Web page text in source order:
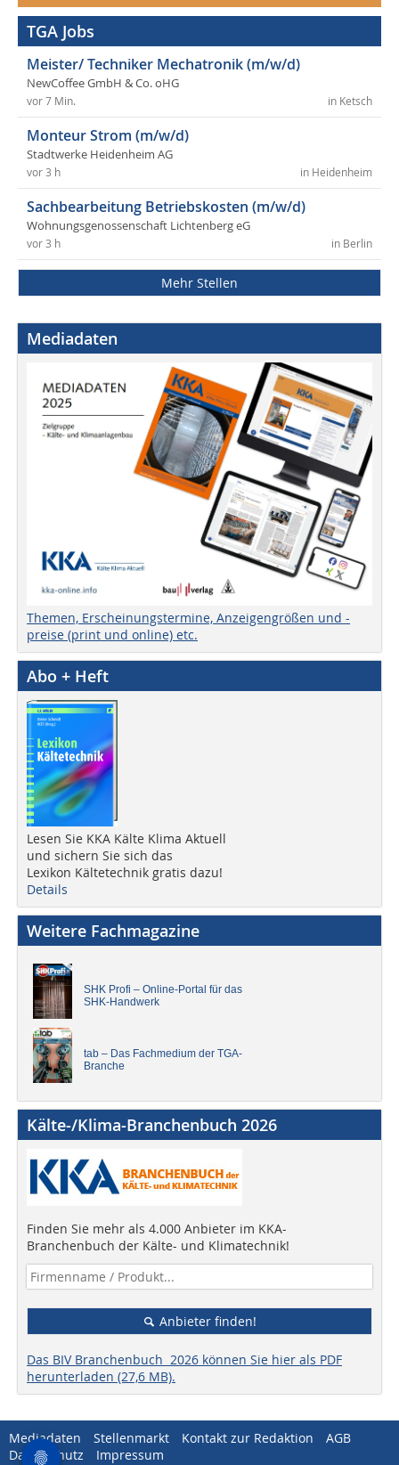
TGA Jobs
Meister/ Techniker Mechatronik (m/w/d)
NewCoffee GmbH & Co. oHG
in Ketsch
vor 7 Min.
Monteur Strom (m/w/d)
Stadtwerke Heidenheim AG
in Heidenheim
vor 3 h
Sachbearbeitung Betriebskosten (m/w/d)
Wohnungsgenossenschaft Lichtenberg eG
in Berlin
vor 3 h
Mehr Stellen
Mediadaten
Themen, Erscheinungstermine, Anzeigengrößen und -
preise (print und online) etc.
Abo + Heft
Lesen Sie KKA Kälte Klima Aktuell
und sichern Sie sich das
Lexikon Kältetechnik gratis dazu!
Details
Weitere Fachmagazine
SHK Profi – Online-Portal für das
SHK-Handwerk
tab – Das Fachmedium der TGA-
Branche
Kälte-/Klima-Branchenbuch 2026
Finden Sie mehr als 4.000 Anbieter im KKA-
Branchenbuch der Kälte- und Klimatechnik!
Anbieter finden!
Das BIV Branchenbuch 2026 können Sie hier als PDF
herunterladen (27,6 MB).
Mediadaten Stellenmarkt Kontakt zur Redaktion
AGB
Datenschutz
Impressum